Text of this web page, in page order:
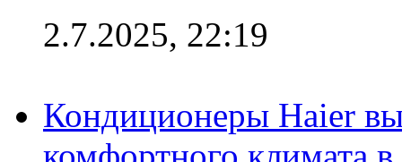
2.7.2025, 22:19
Кондиционеры Haier